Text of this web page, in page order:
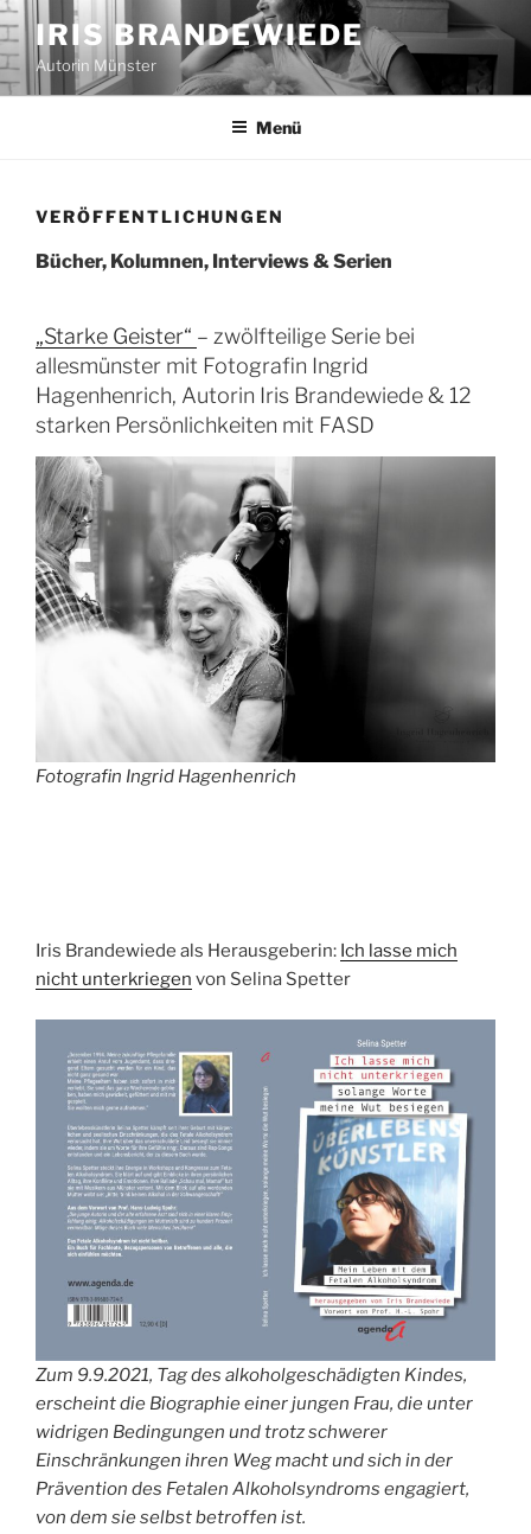
Zum
Inhalt
springen
IRIS BRANDEWIEDE
Autorin Münster
Menü
VERÖFFENTLICHUNGEN
Bücher, Kolumnen, Interviews & Serien
„Starke Geister“ – zwölfteilige Serie bei
allesmünster mit Fotografin Ingrid
Hagenhenrich, Autorin Iris Brandewiede & 12
starken Persönlichkeiten mit FASD
Fotografin Ingrid Hagenhenrich
Iris Brandewiede als Herausgeberin: Ich lasse mich
nicht unterkriegen von Selina Spetter
Zum 9.9.2021, Tag des alkoholgeschädigten Kindes,
erscheint die Biographie einer jungen Frau, die unter
widrigen Bedingungen und trotz schwerer
Einschränkungen ihren Weg macht und sich in der
Prävention des Fetalen Alkoholsyndroms engagiert,
von dem sie selbst betroffen ist.